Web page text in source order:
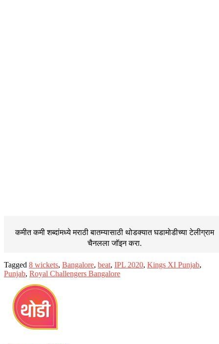
कमीत कमी शब्दांमध्ये मराठी बातम्यासाठी थोडक्यात घडामोडीच्याटेलीग्राम
चैनलला जॉइन करा.
Tagged 8 wickets, Bangalore, beat, IPL 2020, Kings XI Punjab,
Punjab, Royal Challengers Bangalore